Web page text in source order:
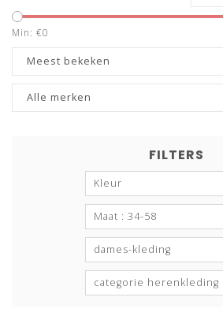
Min: €0
Meest bekeken
Alle merken
FILTERS
Kleur
Maat : 34-58
dames-kleding
categorie herenkleding